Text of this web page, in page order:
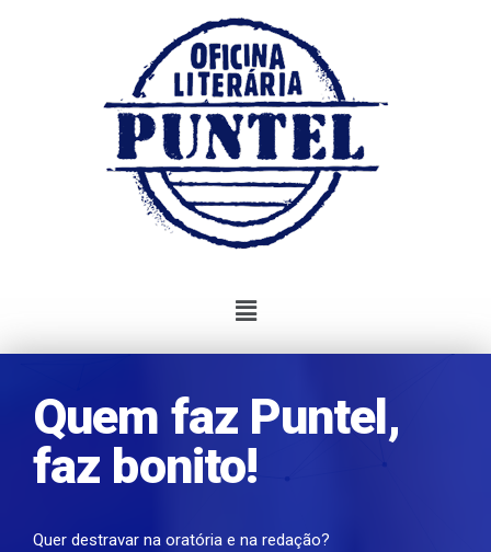
Quem faz Puntel,
faz bonito!
Quer destravar na oratória e na redação?